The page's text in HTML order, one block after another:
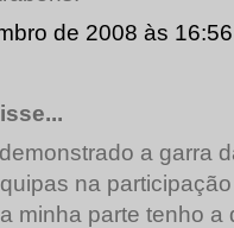
de 2008 às 16:56
a garra
na
minha parte tenho